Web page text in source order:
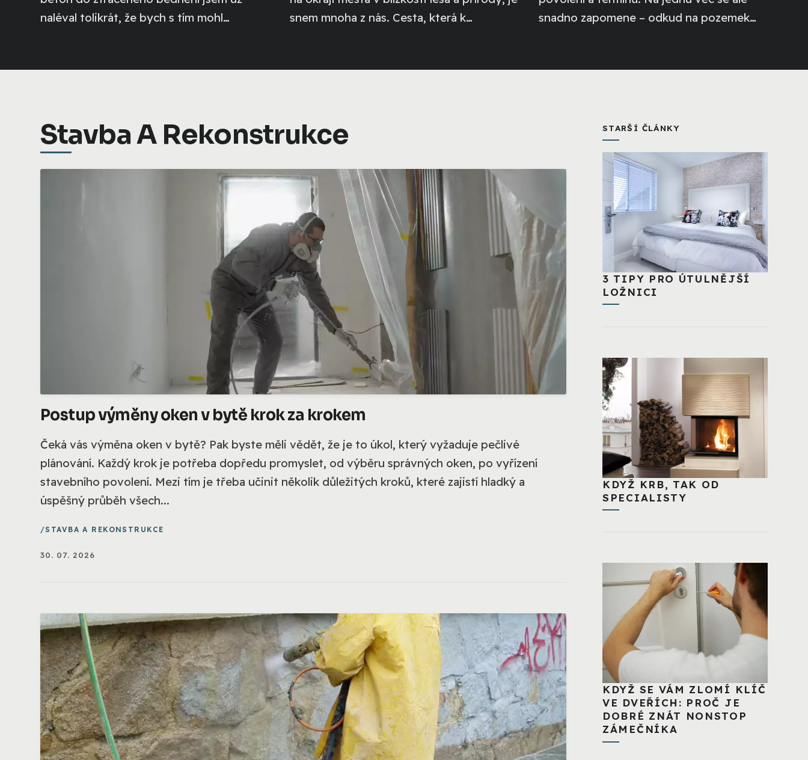
naléval tolikrát, že bych s tím mohl
snem mnoha z nás. Cesta, která k
snadno zapomene – odkud na pozemek
Stavba A Rekonstrukce
Postup výměny oken v bytě krok za krokem
Čeká vás výměna oken v bytě? Pak byste měli vědět, že je to úkol, který vyžaduje pečlivé
plánování. Každý krok je potřeba dopředu promyslet, od výběru správných oken, po vyřízení
stavebního povolení. Mezi tím je třeba učinit několik důležitých kroků, které zajistí hladký a
úspěšný průběh všech...
STAVBA A REKONSTRUKCE
30. 07. 2026
STARŠÍ ČLÁNKY
3 TIPY PRO ÚTULNĚJŠÍ
LOŽNICI
KDYŽ KRB, TAK OD
SPECIALISTY
KDYŽ SE VÁM ZLOMÍ KLÍČ
VE DVEŘÍCH: PROČ JE
DOBRÉ ZNÁT NONSTOP
ZÁMEČNÍKA